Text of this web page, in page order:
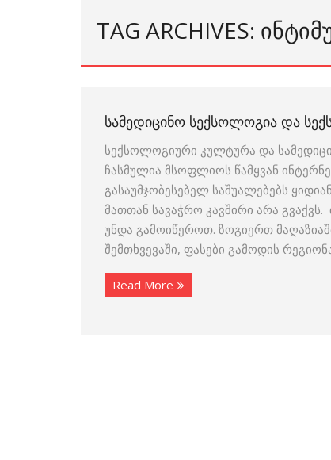
TAG ARCHIVES:
ᲡᲐᲛᲔᲓᲘᲪᲘᲜᲝ ᲡᲔᲥᲡᲝᲚᲝᲒᲘᲐ ᲓᲐ
სექსოლოგიური კულტურა და
ჩასმულია მსოფლიოს წამყვან
გასაუმჯობესებელ საშუალებებს
მათთან სავაჭრო კავშირი არა
უნდა გამოიწეროთ. ზოგიერთ
შემთხვევაში, ფასები გამოდის
Read More